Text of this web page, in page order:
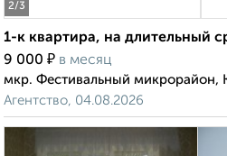
2/3
1-к квартира, на длительный
9 000 ₽ в месяц
мкр. Фестивальный микрорайон,
Агентство, 04.08.2026